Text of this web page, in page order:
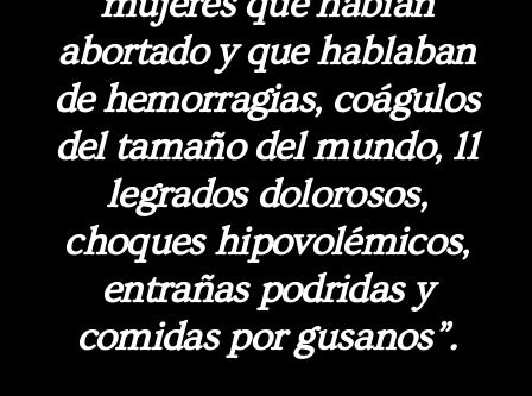
abortado y que hablaban
de hemorragias, coágulos
del tamaño del mundo, 11
legrados dolorosos,
choques hipovolémicos,
entrañas podridas y
comidas por gusanos”.